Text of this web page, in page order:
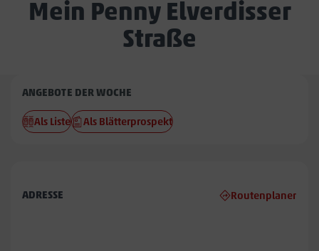
Mein Penny Elverdisser
Straße
Penny
Elverdisser
Straße
ANGEBOTE DER WOCHE
Als Liste Als Blätterprospekt
ADRESSE Routenplaner